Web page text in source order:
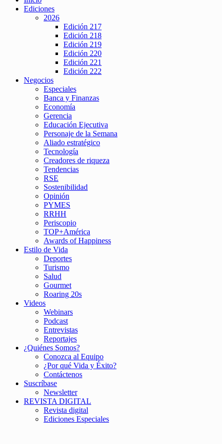
Ediciones
2026
Edición 217
Edición 218
Edición 219
Edición 220
Edición 221
Edición 222
Negocios
Especiales
Banca y Finanzas
Economía
Gerencia
Educación Ejecutiva
Personaje de la Semana
Aliado estratégico
Tecnología
Creadores de riqueza
Tendencias
RSE
Sostenibilidad
Opinión
PYMES
RRHH
Periscopio
TOP+América
Awards of Happiness
Estilo de Vida
Deportes
Turismo
Salud
Gourmet
Roaring 20s
Videos
Webinars
Podcast
Entrevistas
Reportajes
¿Quiénes Somos?
Conozca al Equipo
¿Por qué Vida y Éxito?
Contáctenos
Suscríbase
Newsletter
REVISTA DIGITAL
Revista digital
Ediciones Especiales